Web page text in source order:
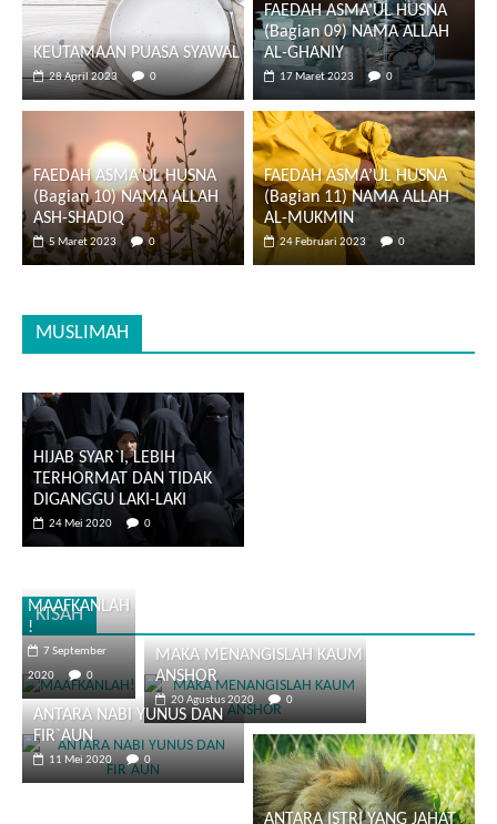
KEUTAMAAN PUASA SYAWAL
28 April 2023 0
FAEDAH ASMA’UL HUSNA
(Bagian 09) NAMA ALLAH
AL-GHANIY
17 Maret 2023 0
FAEDAH ASMA’UL HUSNA
(Bagian 10) NAMA ALLAH
ASH-SHADIQ
5 Maret 2023 0
FAEDAH ASMA’UL HUSNA
(Bagian 11) NAMA ALLAH
AL-MUKMIN
24 Februari 2023 0
MUSLIMAH
HIJAB SYAR`I, LEBIH
TERHORMAT DAN TIDAK
DIGANGGU LAKI-LAKI
24 Mei 2020 0
KISAH
MAAFKANLAH
!
7 September
2020
0
MAKA MENANGISLAH KAUM
ANSHOR
20 Agustus 2020 0
ANTARA NABI YUNUS DAN
FIR`AUN
11 Mei 2020 0
ANTARA ISTRI YANG JAHAT